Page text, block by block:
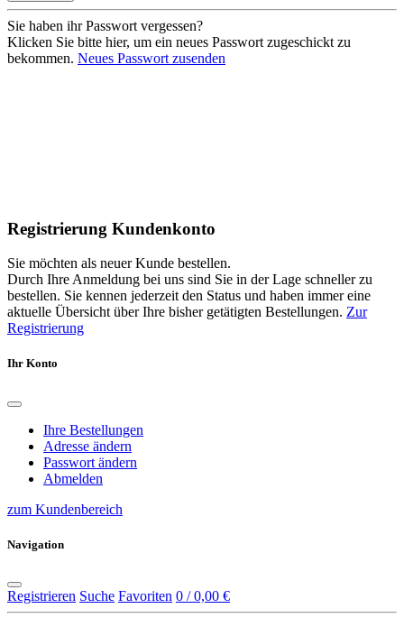
Sie haben ihr Passwort vergessen?
Klicken Sie bitte hier, um ein neues Passwort zugeschickt zu
bekommen. Neues Passwort zusenden
Registrierung Kundenkonto
Sie möchten als neuer Kunde bestellen.
Durch Ihre Anmeldung bei uns sind Sie in der Lage schneller zu
bestellen. Sie kennen jederzeit den Status und haben immer eine
aktuelle Übersicht über Ihre bisher getätigten Bestellungen. Zur
Registrierung
Ihr Konto
Ihre Bestellungen
Adresse ändern
Passwort ändern
Abmelden
zum Kundenbereich
Navigation
Registrieren Suche Favoriten 0 / 0,00 €